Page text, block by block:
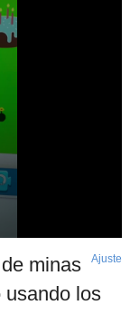
minas
usando los
Ajuste